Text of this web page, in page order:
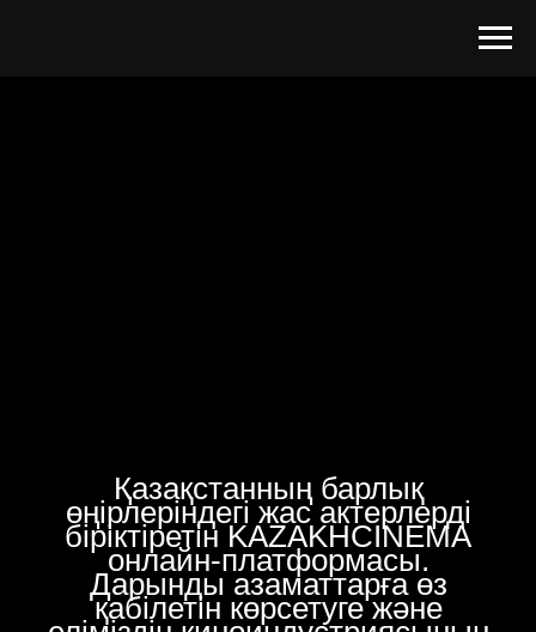
Қазақстанның барлық
өңірлеріндегі жас актерлерді
біріктіретін KAZAKHCINEMA
онлайн-платформасы.
Дарынды азаматтарға өз
қабілетін көрсетуге және